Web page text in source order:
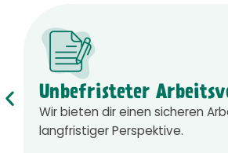
Unbefristeter
Wir bieten dir einen sicheren
langfristiger Perspektive.